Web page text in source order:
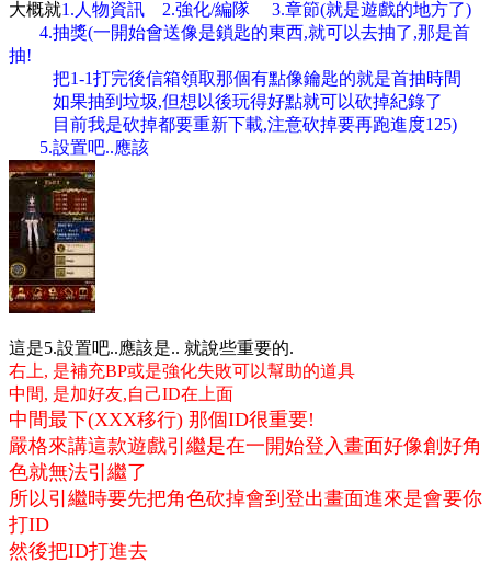
大概就1.人物資訊 2.強化/編隊 3.章節(就是遊戲的地方了)
4.抽獎(一開始會送像是鎖匙的東西,就可以去抽了,那是首
抽!
把1-1打完後信箱領取那個有點像鑰匙的就是首抽時間
如果抽到垃圾,但想以後玩得好點就可以砍掉紀錄了
目前我是砍掉都要重新下載,注意砍掉要再跑進度125)
5.設置吧..應該
這是5.設置吧..應該是.. 就說些重要的.
右上, 是補充BP或是強化失敗可以幫助的道具
中間, 是加好友,自己ID在上面
中間最下(XXX移行) 那個ID很重要!
嚴格來講這款遊戲引繼是在一開始登入畫面好像創好角
色就無法引繼了
所以引繼時要先把角色砍掉會到登出畫面進來是會要你
打ID
然後把ID打進去